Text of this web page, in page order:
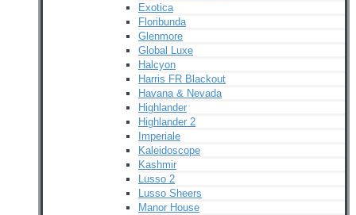
Exotica
Floribunda
Glenmore
Global Luxe
Halcyon
Harris FR Blackout
Havana & Nevada
Highlander
Highlander 2
Imperiale
Kaleidoscope
Kashmir
Lusso 2
Lusso Sheers
Manor House